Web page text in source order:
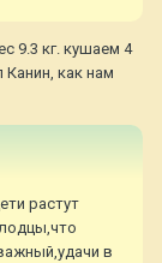
9.3 кг. кушаем 4
как нам
растут
в